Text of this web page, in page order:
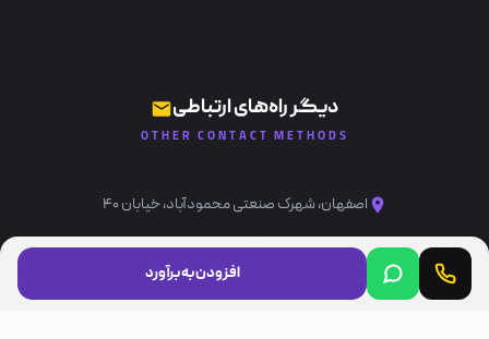
افزودن به برآورد
دیگر راه‌های ارتباطی
OTHER CONTACT METHODS
اصفهان، شهرک صنعتی محمودآباد، خیابان ۴۰
info@ataceram.com